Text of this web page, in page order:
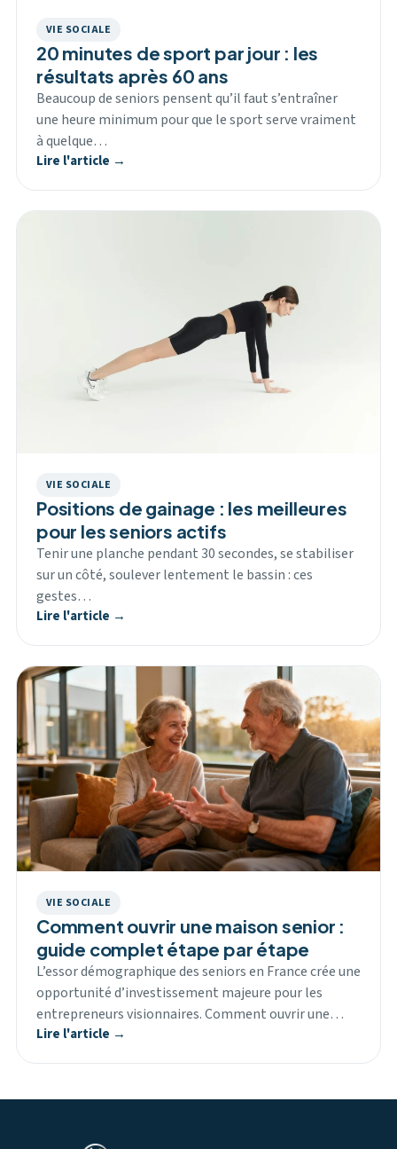
VIE SOCIALE
20 minutes de sport par jour : les
résultats après 60 ans
Beaucoup de seniors pensent qu’il faut s’entraîner
une heure minimum pour que le sport serve vraiment
à quelque…
Lire l'article →
VIE SOCIALE
Positions de gainage : les meilleures
pour les seniors actifs
Tenir une planche pendant 30 secondes, se stabiliser
sur un côté, soulever lentement le bassin : ces
gestes…
Lire l'article →
VIE SOCIALE
Comment ouvrir une maison senior :
guide complet étape par étape
L’essor démographique des seniors en France crée une
opportunité d’investissement majeure pour les
entrepreneurs visionnaires. Comment ouvrir une…
Lire l'article →